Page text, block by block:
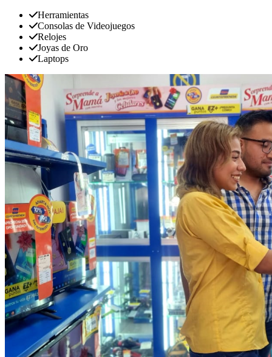
Herramientas
Consolas de Videojuegos
Relojes
Joyas de Oro
Laptops